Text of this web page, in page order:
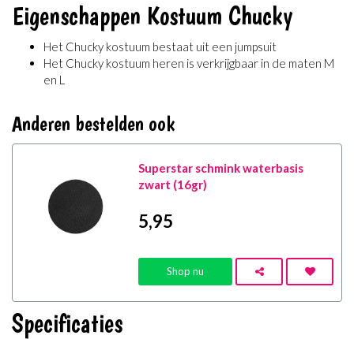
Eigenschappen Kostuum Chucky
Het Chucky kostuum bestaat uit een jumpsuit
Het Chucky kostuum heren is verkrijgbaar in de maten M
en L
Anderen bestelden ook
Superstar schmink waterbasis
zwart (16gr)
5,95
Shop nu
Specificaties